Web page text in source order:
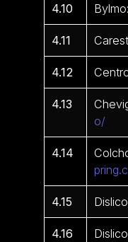
4.10
4.11
4.12
4.13
o/
4.14
4.15
4.16